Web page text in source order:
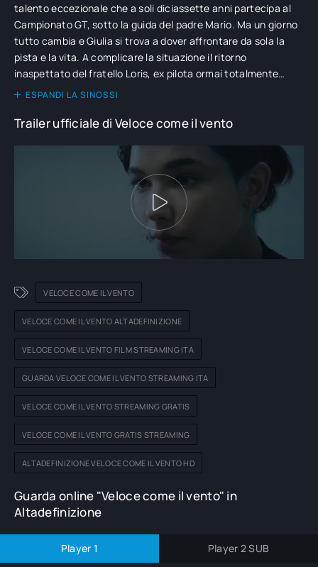
talento eccezionale che a soli diciassette anni partecipa al
Campionato GT, sotto la guida del padre Mario. Ma un giorno
tutto cambia e Giulia si trova a dover affrontare da sola la
pista e la vita. A complicare la situazione il ritorno
inaspettato del fratello Loris, ex pilota ormai totalmente
inaffidabile, ma dotato di uno straordinario sesto senso per la
ESPANDI LA SINOSSI
Trailer ufficiale di Veloce come il vento
VELOCE COME IL VENTO
VELOCE COME IL VENTO ALTADEFINIZIONE
VELOCE COME IL VENTO FILM STREAMING ITA
GUARDA VELOCE COME IL VENTO STREAMING ITA
VELOCE COME IL VENTO STREAMING GRATIS
VELOCE COME IL VENTO GRATIS STREAMING
ALTADEFINIZIONE VELOCE COME IL VENTO HD
Guarda online "Veloce come il vento" in
Altadefinizione
Player 1 Player 2 SUB